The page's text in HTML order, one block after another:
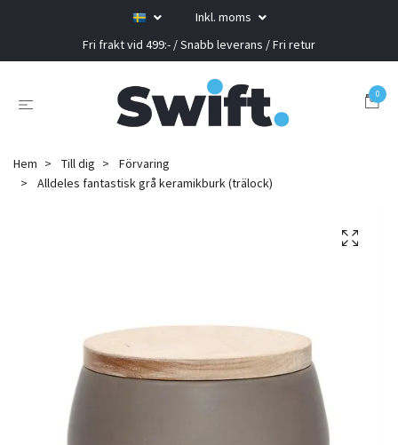
Inkl. moms
Fri frakt vid 499:- / Snabb leverans / Fri retur
0
Hem Till dig
Förvaring
Alldeles fantastisk grå keramikburk (trälock)